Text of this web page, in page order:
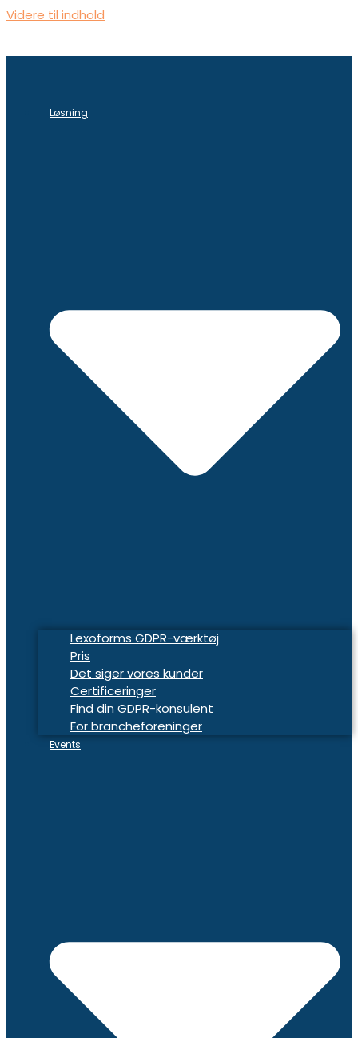
Videre til indhold
Løsning
Lexoforms GDPR-værktøj
Pris
Det siger vores kunder
Certificeringer
Find din GDPR-konsulent
For brancheforeninger
Events